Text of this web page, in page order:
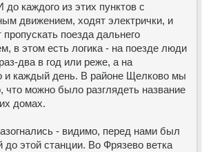
до каждого из этих пунктов с
движением, ходят электрички, и
поезда дальнего
в этом есть логика - на поезде люди
два в год или реже, а на
и каждый день. В районе Щелково мы
что можно было разглядеть название
домах.
- видимо, перед нами был
до этой станции. Во Фрязево ветка